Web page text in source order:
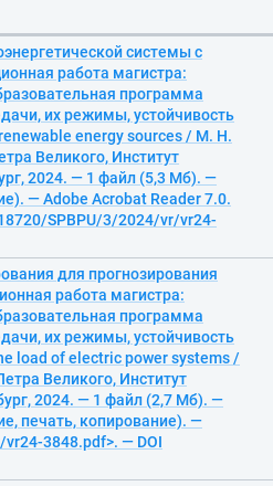
системы с
работа магистра:
программа
их режимы, устойчивость
energy sources / М. Н.
Великого, Институт
2024. — 1 файл (5,3 Мб). —
— Adobe Acrobat Reader 7.0.
SPBPU/3/2024/vr/vr24-
для прогнозирования
работа магистра:
программа
их режимы, устойчивость
load of electric power systems /
Великого, Институт
2024. — 1 файл (2,7 Мб). —
печать, копирование). —
3848.pdf>. — DOI